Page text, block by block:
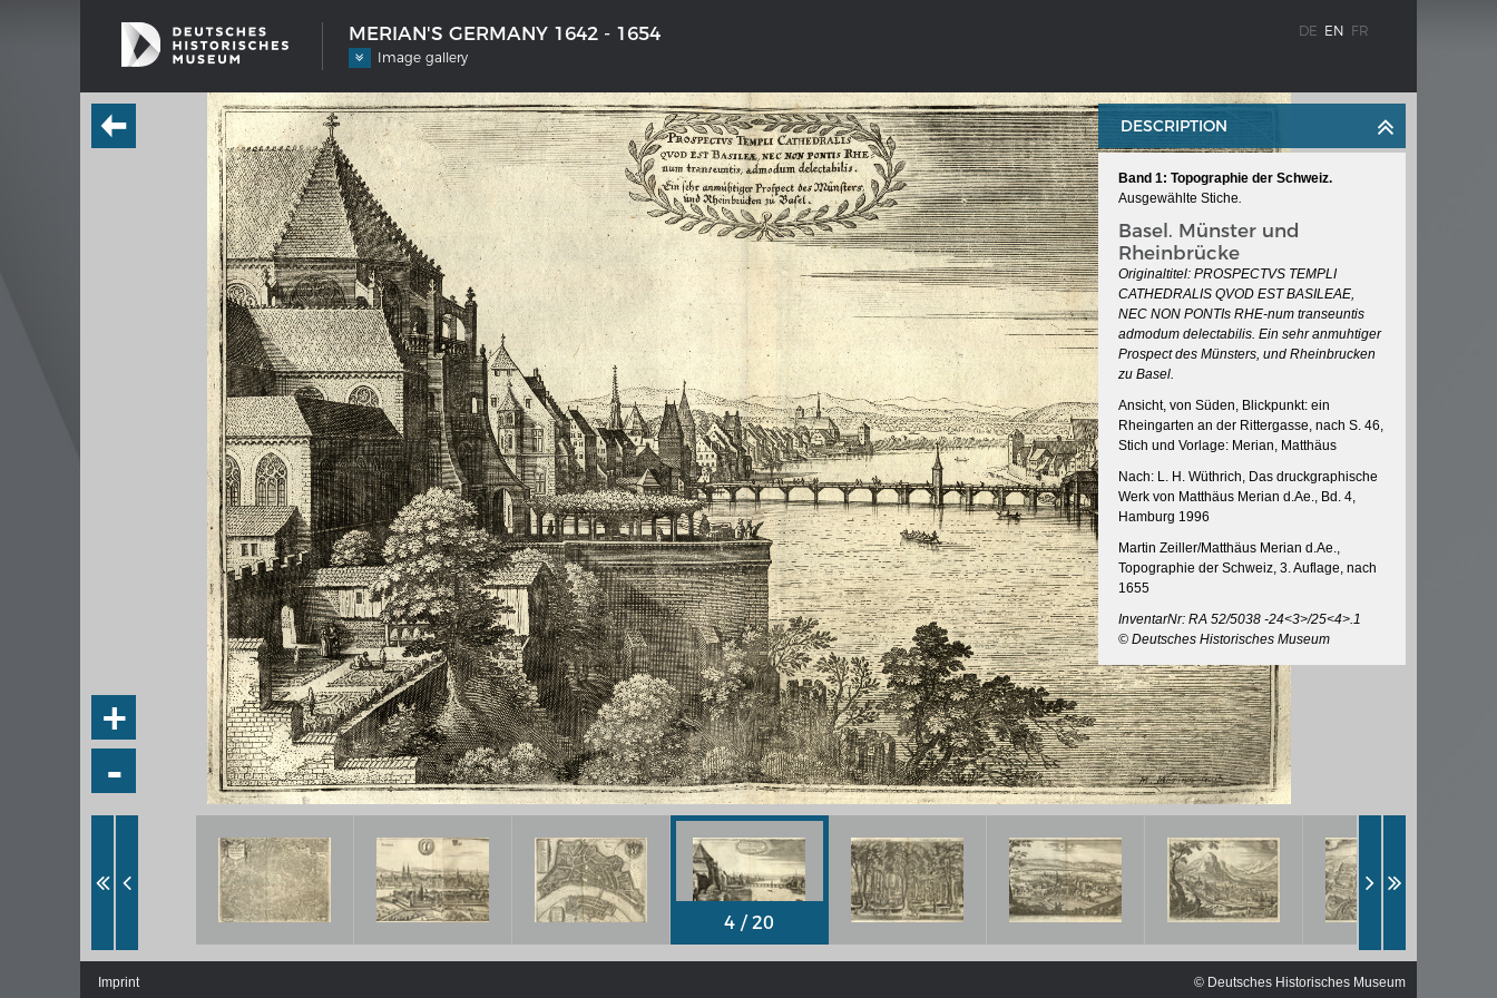
MERIAN'S GERMANY 1642 - 1654
Image gallery
DE EN FR
Milestones in the history of European
MERIAN'S GERMANY 1642 - 1654
Interaktive Karte
Image gallery
Imprint
Wissenswert
THE RHINE FROM BASEL TO KOBLENZ
Entirely new depiction of the Rhine river
1794
Details of the historical map
French-German history alongside the
Rhine
Chronologie der deutsch-französischen
Geschichte
WEIMAR: THE ESSENCE AND VALUE OF
DEMOCRACY
Government programme
+
-
DESCRIPTION
Band 1: Topographie der Schweiz.
Ausgewählte Stiche.
Basel. Münster und
Rheinbrücke
Originaltitel: PROSPECTVS TEMPLI
CATHEDRALIS QVOD EST BASILEAE,
NEC NON PONTIs RHE-num transeuntis
admodum delectabilis. Ein sehr anmuhtiger
Prospect des Münsters, und Rheinbrucken
zu Basel.
Ansicht, von Süden, Blickpunkt: ein
Rheingarten an der Rittergasse, nach S. 46,
Stich und Vorlage: Merian, Matthäus
Nach: L. H. Wüthrich, Das druckgraphische
Werk von Matthäus Merian d.Ae., Bd. 4,
Hamburg 1996
Martin Zeiller/Matthäus Merian d.Ae.,
Topographie der Schweiz, 3. Auflage, nach
1655
InventarNr: RA 52/5038 -24<3>/25<4>.1
© Deutsches Historisches Museum
Imprint © Deutsches Historisches Museum